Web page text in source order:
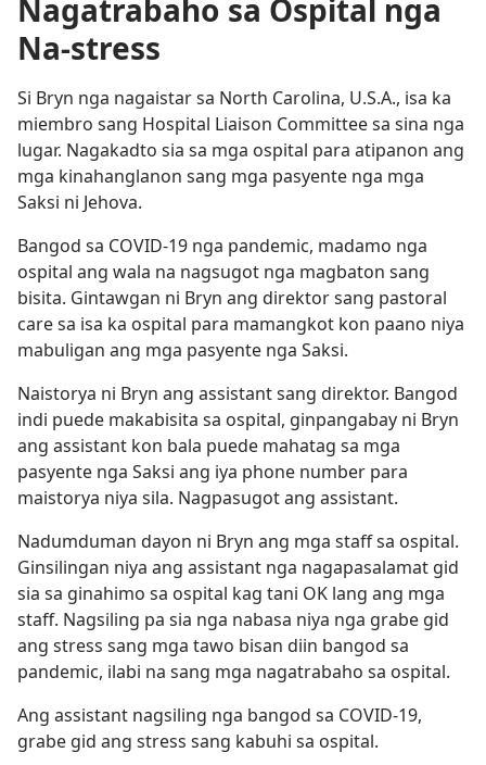
Nagatrabaho sa Ospital nga
Na-stress
Si Bryn nga nagaistar sa North Carolina, U.S.A., isa ka
miembro sang Hospital Liaison Committee sa sina nga
lugar. Nagakadto sia sa mga ospital para atipanon ang
mga kinahanglanon sang mga pasyente nga mga
Saksi ni Jehova.
Bangod sa COVID-19 nga pandemic, madamo nga
ospital ang wala na nagsugot nga magbaton sang
bisita. Gintawgan ni Bryn ang direktor sang pastoral
care sa isa ka ospital para mamangkot kon paano niya
mabuligan ang mga pasyente nga Saksi.
Naistorya ni Bryn ang assistant sang direktor. Bangod
indi puede makabisita sa ospital, ginpangabay ni Bryn
ang assistant kon bala puede mahatag sa mga
pasyente nga Saksi ang iya phone number para
maistorya niya sila. Nagpasugot ang assistant.
Nadumduman dayon ni Bryn ang mga staff sa ospital.
Ginsilingan niya ang assistant nga nagapasalamat gid
sia sa ginahimo sa ospital kag tani OK lang ang mga
staff. Nagsiling pa sia nga nabasa niya nga grabe gid
ang stress sang mga tawo bisan diin bangod sa
pandemic, ilabi na sang mga nagatrabaho sa ospital.
Ang assistant nagsiling nga bangod sa COVID-19,
grabe gid ang stress sang kabuhi sa ospital.